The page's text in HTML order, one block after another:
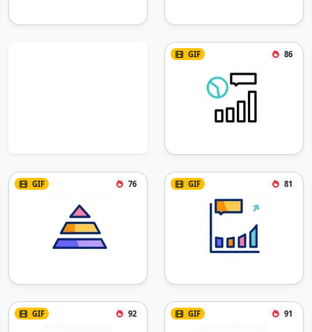
GIF 86
GIF 76 GIF 81
GIF 92 GIF 91